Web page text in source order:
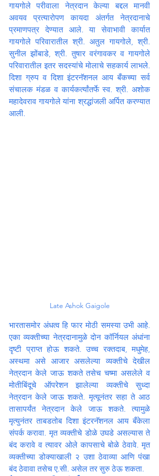
गायगोले परीवाला नेत्रदान केल्या बद्दल मानवी
अवयव प्रत्यारोपण कायदा अंतर्गत नेत्रदानाचे
प्रमाणपत्र देण्यात आले. या सेवाभावी कार्यात
गायगोले परिवारातील श्री. अतुल गायगोले, श्री.
सुनील झोंबाडे, श्री. तुषार वरंगावकर व गायगोले
परिवारातील इतर सदस्यांचे मोलाचे सहकार्य लाभले.
दिशा ग्रुप व दिशा इंटरनॅशनल आय बँकच्या सर्व
संचालक मंडळ व कार्यकर्त्यांतर्फे स्व. श्री. अशोक
महादेवराव गायगोले यांना श्रद्धांजली अर्पित करण्यात
आली.
Late Ashok Gaigole
भारतासमोर अंधत्व हि फार मोठी समस्या उभी आहे.
एका व्यक्तीच्या नेत्रदानामुळे दोन कॉर्नियल अंधांना
दृष्टी प्राप्त होऊ शकते. उच्च रक्तदाब, मधुमेह,
अस्थमा असे आजार असलेल्या व्यक्तीचे देखील
नेत्रदान केले जाऊ शकते तसेच चष्मा असलेले व
मोतीबिंदूचे ऑपरेशन झालेल्या व्यक्तीचे सुध्दा
नेत्रदान केले जाऊ शकते. मृत्यूनंतर सहा ते आठ
तासापर्यंत नेत्रदान केले जाऊ शकते. त्यामुळे
मृत्युनंतर ताबडतोब दिशा इंटरनॅशनल आय बँकेला
संपर्क करावा. मृत व्यक्तीचे डोळे उघडे असल्यास ते
बंद करावे व त्यावर ओले कापसाचे बोळे ठेवावे. मृत
व्यक्तीच्या डोक्याखाली २ उशा ठेवाव्या आणि पंखा
बंद ठेवावा तसेच ए.सी. असेल तर सुरु ठेऊ शकता.